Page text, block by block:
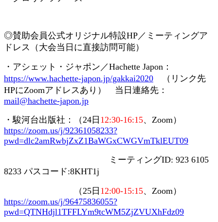
◎賛助会員公式オリジナル特設HP／ミーティングア
ドレス（大会当日に直接訪問可能）
・アシェット・ジャポン／Hachette Japon ：
https://www.hachette-japon.jp/gakkai2020 （リンク先
HPにZoomアドレスあり） 当日連絡先：
mail@hachette-japon.jp
・駿河台出版社：（24 日 12:30-16:15、 Zoom）
https://zoom.us/j/92361058233?
pwd=dlc2amRwbjZxZ1BaWGxCWGVmTklEUT09
ミーティングID: 923 6105
8233 パスコード:8KHT1j
（25 日 12:00-15:15、 Zoom）
https://zoom.us/j/96475836055?
pwd=QTNHdjl1TFFLYm9tcWM5ZjZVUXhFdz09